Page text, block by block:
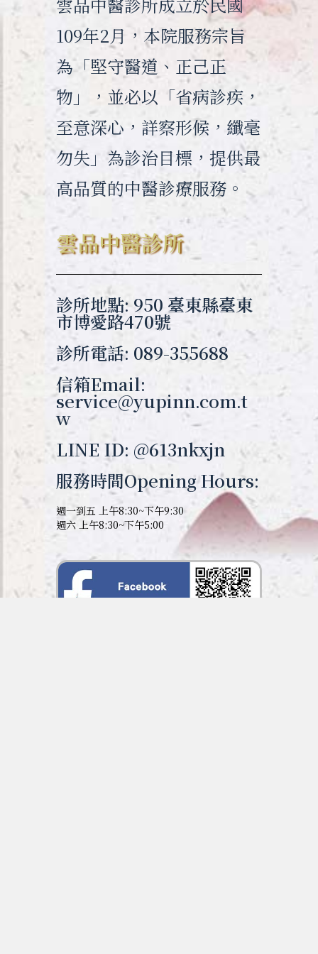
109年2月，本院服務宗旨
為「堅守醫道、正己正
物」，並必以「省病診疾，
至意深心，詳察形候，纖毫
勿失」為診治目標，提供最
高品質的中醫診療服務。
雲品中醫診所
診所地點: 950 臺東縣臺東
市博愛路470號
診所電話: 089-355688
信箱Email:
service@yupinn.com.t
w
LINE ID: @613nkxjn
服務時間Opening Hours:
週一到五 上午8:30~下午9:30
週六 上午8:30~下午5:00